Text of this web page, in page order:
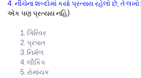
4. નીચેના શબ્દોમાં કયો પ્રત્યય રહેલો છે, તે લખો:
એક પણ પ્રત્યય નહિ)
ગિરિવર
પ્રપાત
નિર્મળ
લૌકિક
રોમાંચક